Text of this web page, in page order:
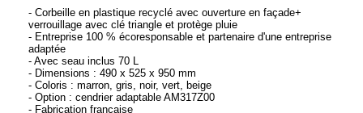
- Corbeille en plastique recyclé avec ouverture en façade+
verrouillage avec clé triangle et protège pluie
- Entreprise 100 % écoresponsable et partenaire d'une entreprise
adaptée
- Avec seau inclus 70 L
- Dimensions : 490 x 525 x 950 mm
- Coloris : marron, gris, noir, vert, beige
- Option : cendrier adaptable AM317Z00
- Fabrication française